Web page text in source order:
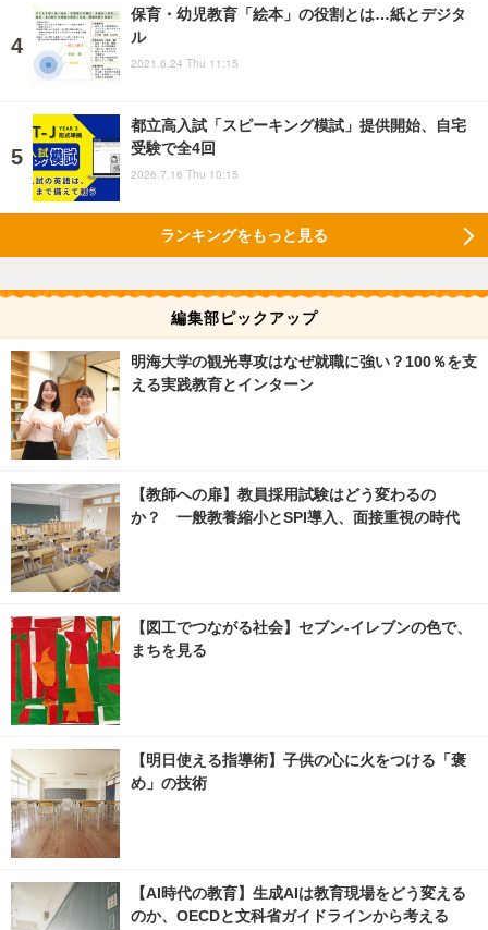
保育・幼児教育「絵本」の役割とは…紙とデジタ
ル
2021.6.24 Thu 11:15
都立高入試「スピーキング模試」提供開始、自宅
受験で全4回
2026.7.16 Thu 10:15
ランキングをもっと見る
編集部ピックアップ
明海大学の観光専攻はなぜ就職に強い？100％を支
える実践教育とインターン
【教師への扉】教員採用試験はどう変わるの
か？ 一般教養縮小とSPI導入、面接重視の時代
【図工でつながる社会】セブン‐イレブンの色で、
まちを見る
【明日使える指導術】子供の心に火をつける「褒
め」の技術
【AI時代の教育】生成AIは教育現場をどう変える
のか、OECDと文科省ガイドラインから考える